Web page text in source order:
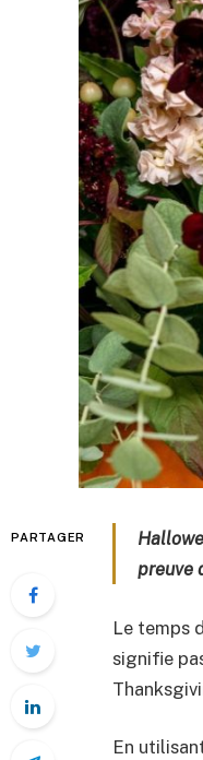
PARTAGER
preuve
Le temps
signifie
En